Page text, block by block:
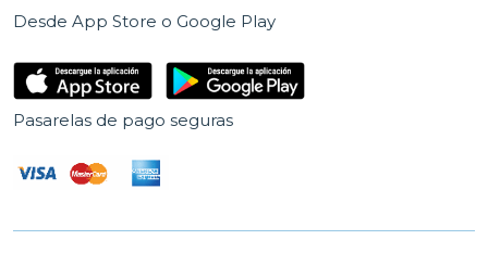
Desde App Store o Google Play
Pasarelas de pago seguras